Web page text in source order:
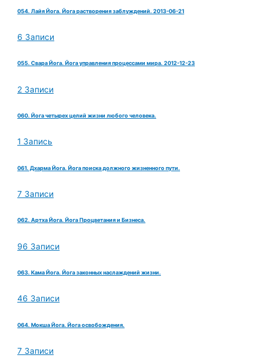
054. Лайя Йога. Йога растворения заблуждений. 2013-06-21
6 Записи
055. Свара Йога. Йога управления процессами мира. 2012-12-23
2 Записи
060. Йога четырех целий жизни любого человека.
1 Запись
061. Дхарма Йога. Йога поиска должного жизненного пути.
7 Записи
062. Артха Йога. Йога Процветания и Бизнеса.
96 Записи
063. Кама Йога. Йога законных наслаждений жизни.
46 Записи
064. Мокша Йога. Йога освобождения.
7 Записи